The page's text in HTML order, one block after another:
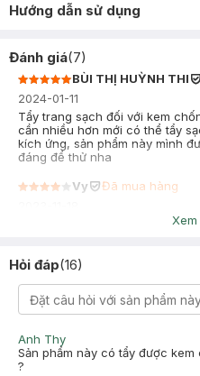
Hướng dẫn sử dụng
Đánh giá(7)
BÙI THỊ HUỲNH THI
2024-01-11
Tẩy trang sạch đối với kem
cần nhiều hơn mới có thể tẩy
kích ứng, sản phẩm này mình
đáng để thử nha
Vy
Đã mua hàng
được dùng mát da có để lại độ
Hỏi đáp(16)
Anh Thy
Sản phẩm này có tẩy được
?